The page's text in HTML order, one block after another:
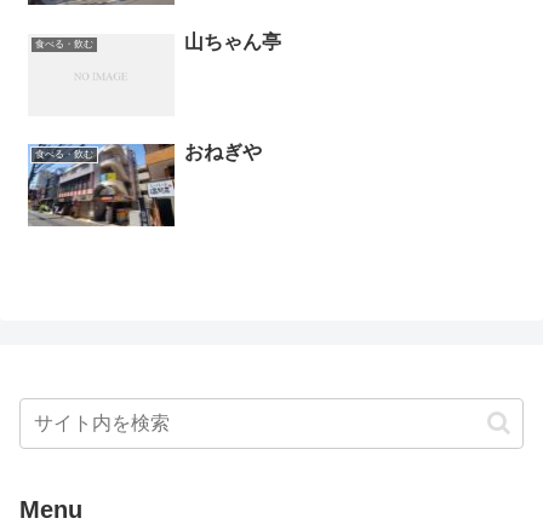
食べる・飲む 山ちゃん亭
食べる・飲む おねぎや
Menu